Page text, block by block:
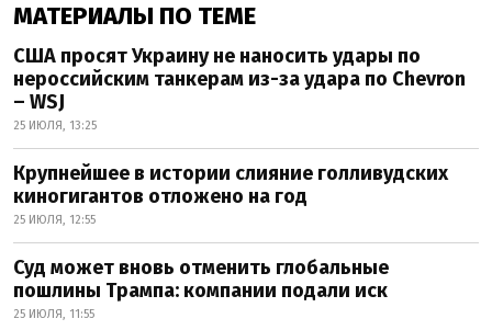
МАТЕРИАЛЫ ПО ТЕМЕ
США просят Украину не наносить удары по
нероссийским танкерам из-за удара по Chevron
– WSJ
25 ИЮЛЯ, 13:25
Крупнейшее в истории слияние голливудских
киногигантов отложено на год
25 ИЮЛЯ, 12:55
Суд может вновь отменить глобальные
пошлины Трампа: компании подали иск
25 ИЮЛЯ, 11:55